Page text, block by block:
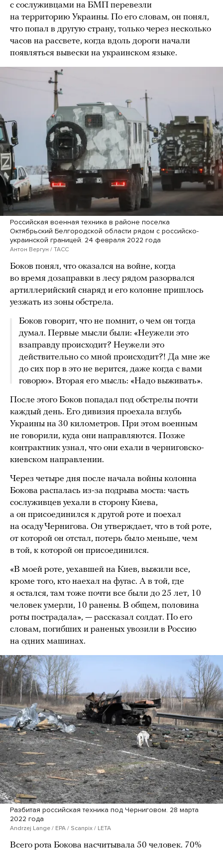
с сослуживцами на БМП перевезли
на территорию Украины. По его словам, он понял,
что попал в другую страну, только через несколько
часов на рассвете, когда вдоль дороги начали
появляться вывески на украинском языке.
Российская военная техника в районе поселка
Октябрьский Белгородской области рядом с российско-
украинской границей. 24 февраля 2022 года
Антон Вергун / ТАСС
Боков понял, что оказался на войне, когда
во время дозаправки в лесу рядом разорвался
артиллерийский снаряд и его колонне пришлось
уезжать из зоны обстрела.
Боков говорит, что не помнит, о чем он тогда
думал. Первые мысли были: «Неужели это
взаправду происходит? Неужели это
действительно со мной происходит?! Да мне же
до сих пор в это не верится, даже когда с вами
говорю». Вторая его мысль: «Надо выживать».
После этого Боков попадал под обстрелы почти
каждый день. Его дивизия проехала вглубь
Украины на 30 километров. При этом военным
не говорили, куда они направляются. Позже
контрактник узнал, что они ехали в черниговско-
киевском направлении.
Через четыре дня после начала войны колонна
Бокова распалась из-за подрыва моста: часть
сослуживцев уехали в сторону Киева,
а он присоединился к другой роте и поехал
на осаду Чернигова. Он утверждает, что в той роте,
от которой он отстал, потерь было меньше, чем
в той, к которой он присоединился.
«В моей роте, уехавшей на Киев, выжили все,
кроме того, кто наехал на фугас. А в той, где
я остался, там тоже почти все были до 25 лет, 10
человек умерли, 10 ранены. В общем, половина
роты пострадала», — рассказал солдат. По его
словам, погибших и раненых увозили в Россию
на одних машинах.
Разбитая российская техника под Черниговом. 28 марта
2022 года
Andrzej Lange / EPA / Scanpix / LETA
Всего рота Бокова насчитывала 50 человек. 70%